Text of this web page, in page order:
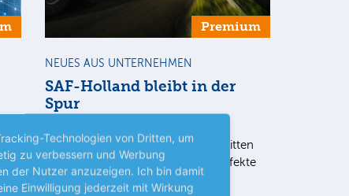
Premium
NEUES AUS UNTERNEHMEN
SAF-Holland bleibt in der
Spur
1. Halbjahr etwas besser abgeschnitten
als erwartet. Dazu trugen Skaleneffekte
und Sparmaßnahmen… mehr
Technologien von Dritten, um
zu verbessern und Werbung
der Nutzer anzuzeigen. Ich bin damit
Einwilligung jederzeit mit Wirkung